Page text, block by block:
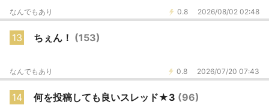
0.8 2026/08/02 02:48
なんでもあり
13 ちぇん！ (153)
0.8 2026/07/20 07:43
なんでもあり
14 何を投稿しても良いスレッド★3 (96)